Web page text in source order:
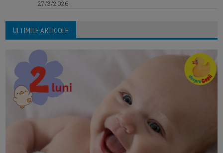
27/3/2026
ULTIMILE ARTICOLE